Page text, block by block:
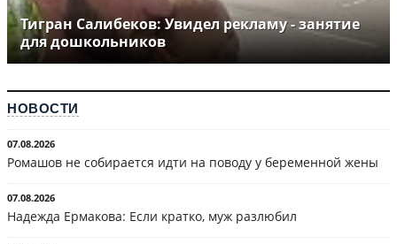
Тигран Салибеков: Увидел рекламу - занятие
для дошкольников
НОВОСТИ
07.08.2026
Ромашов не собирается идти на поводу у беременной жены
07.08.2026
Надежда Ермакова: Если кратко, муж разлюбил